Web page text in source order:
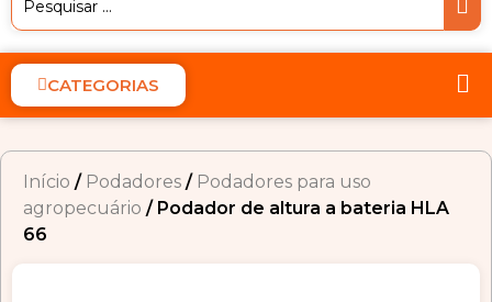
CATEGORIAS
Início / Podadores / Podadores para uso
agropecuário / Podador de altura a bateria HLA
66